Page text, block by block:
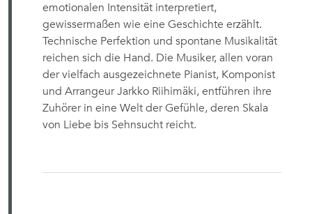
emotionalen Intensität interpretiert,
gewissermaßen wie eine Geschichte erzählt.
Technische Perfektion und spontane Musikalität
reichen sich die Hand. Die Musiker, allen voran
der vielfach ausgezeichnete Pianist, Komponist
und Arrangeur Jarkko Riihimäki, entführen ihre
Zuhörer in eine Welt der Gefühle, deren Skala
von Liebe bis Sehnsucht reicht.